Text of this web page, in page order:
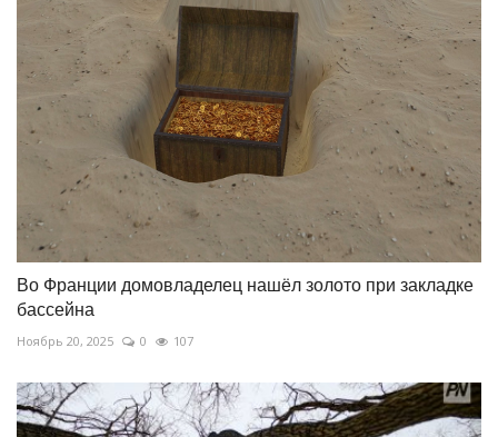
Во Франции домовладелец нашёл золото при закладке
бассейна
Ноябрь 20, 2025 0 107